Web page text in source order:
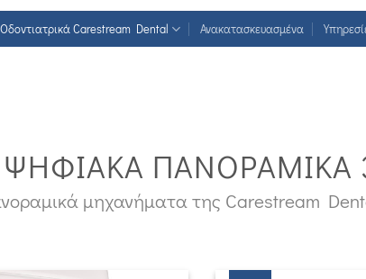
Οδοντιατρικά Carestream Dental Ανακατασκευασμένα
ΨΗΦΙΑΚΑ ΠΑΝΟΡΑΜΙΚΑ
μηχανήματα της Carestream